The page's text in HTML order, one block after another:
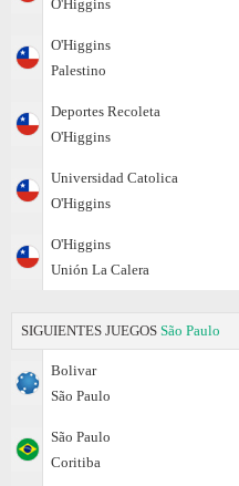
O'Higgins
O'Higgins
Palestino
Deportes Recoleta
O'Higgins
Universidad Catolica
O'Higgins
O'Higgins
Unión La Calera
SIGUIENTES JUEGOS São Paulo
Bolivar
São Paulo
São Paulo
Coritiba